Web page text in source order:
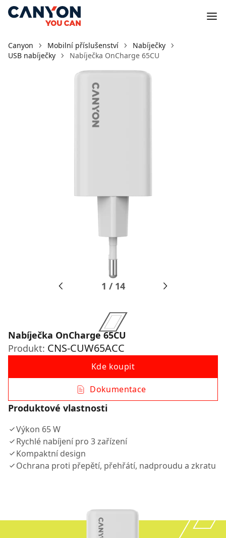
Canyon Mobilní příslušenství
Nabíječky
USB nabíječky
Nabíječka OnCharge 65CU
1 / 14
Nabíječka OnCharge 65CU
Produkt: CNS-CUW65ACC
Kde koupit
Dokumentace
Produktové vlastnosti
Výkon 65 W
Rychlé nabíjení pro 3 zařízení
Kompaktní design
Ochrana proti přepětí, přehřátí, nadproudu a zkratu